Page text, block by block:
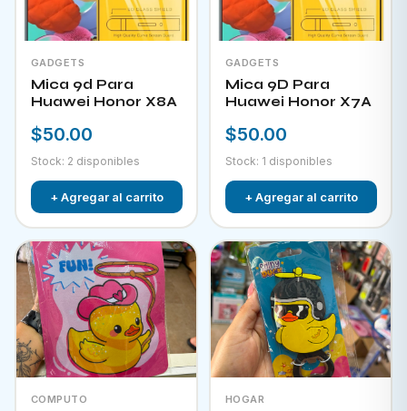
GADGETS
Mica 9d Para
Huawei Honor X8A
$50.00
Stock: 2 disponibles
+ Agregar al carrito
GADGETS
Mica 9D Para
Huawei Honor X7A
$50.00
Stock: 1 disponibles
+ Agregar al carrito
COMPUTO HOGAR